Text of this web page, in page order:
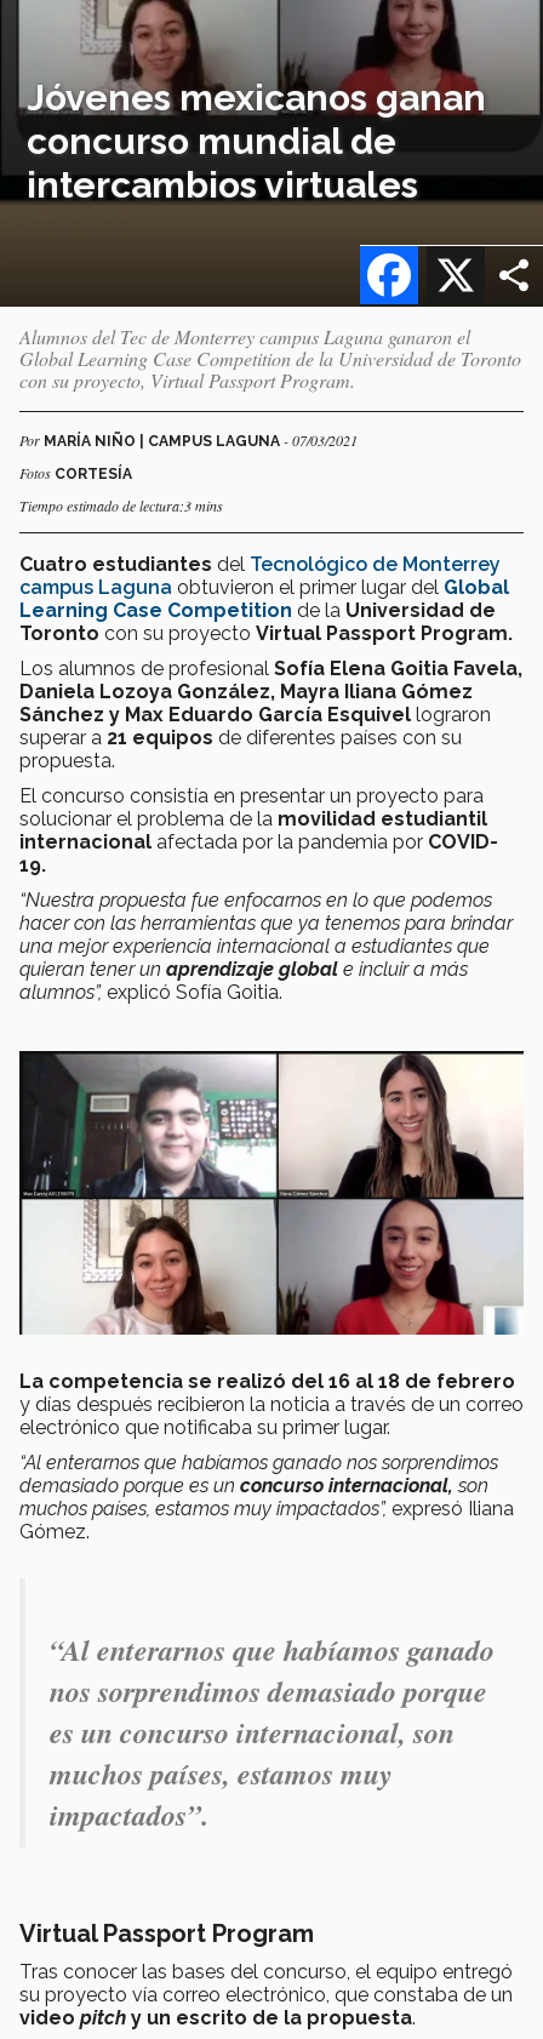
Jóvenes mexicanos ganan
concurso mundial de
intercambios virtuales
X
Facebook
Alumnos del Tec de Monterrey campus Laguna ganaron el
Global Learning Case Competition de la Universidad de Toronto
con su proyecto, Virtual Passport Program.
Por MARÍA NIÑO | CAMPUS LAGUNA - 07/03/2021
Fotos CORTESÍA
Tiempo estimado de lectura:3 mins
Cuatro estudiantes del Tecnológico de Monterrey
campus Laguna obtuvieron el primer lugar del Global
Learning Case Competition de la Universidad de
Toronto con su proyecto Virtual Passport Program.
Los alumnos de profesional Sofía Elena Goitia Favela,
Daniela Lozoya González, Mayra Iliana Gómez
Sánchez y Max Eduardo García Esquivel lograron
superar a 21 equipos de diferentes países con su
propuesta.
El concurso consistía en presentar un proyecto para
solucionar el problema de la movilidad estudiantil
internacional afectada por la pandemia por COVID-
19.
“Nuestra propuesta fue enfocarnos en lo que podemos
hacer con las herramientas que ya tenemos para brindar
una mejor experiencia internacional a estudiantes que
quieran tener un aprendizaje global e incluir a más
alumnos”, explicó Sofía Goitia.
La competencia se realizó del 16 al 18 de febrero
y días después recibieron la noticia a través de un correo
electrónico que notificaba su primer lugar.
“Al enterarnos que habíamos ganado nos sorprendimos
demasiado porque es un concurso internacional, son
muchos países, estamos muy impactados”, expresó Iliana
Gómez.
“Al enterarnos que habíamos ganado
nos sorprendimos demasiado porque
es un concurso internacional, son
muchos países, estamos muy
impactados”.
Virtual Passport Program
Tras conocer las bases del concurso, el equipo entregó
su proyecto vía correo electrónico, que constaba de un
video pitch y un escrito de la propuesta.